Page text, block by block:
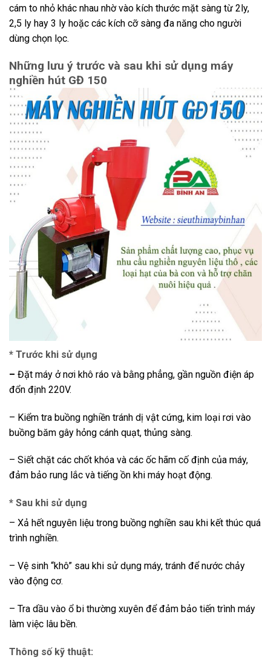
cám to nhỏ khác nhau nhờ vào kích thước mặt sàng từ 2ly,
2,5 ly hay 3 ly hoặc các kích cỡ sàng đa năng cho người
dùng chọn lọc.
Những lưu ý trước và sau khi sử dụng máy
nghiền hút GĐ 150
* Trước khi sử dụng
– Đặt máy ở nơi khô ráo và bằng phẳng, gần nguồn điện áp
đổn định 220V.
– Kiểm tra buồng nghiền tránh dị vật cứng, kim loại rơi vào
buồng băm gây hỏng cánh quạt, thủng sàng.
– Siết chặt các chốt khóa và các ốc hãm cố định của máy,
đảm bảo rung lắc và tiếng ồn khi máy hoạt động.
* Sau khi sử dụng
– Xả hết nguyên liệu trong buồng nghiền sau khi kết thúc quá
trình nghiền.
– Vệ sinh “khô” sau khi sử dụng máy, tránh để nước chảy
vào động cơ.
– Tra dầu vào ổ bi thường xuyên để đảm bảo tiến trình máy
làm việc lâu bền.
Thông số kỹ thuật: